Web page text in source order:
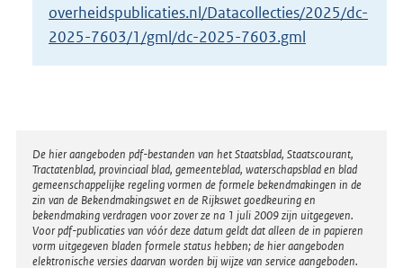
overheidspublicaties.nl/Datacollecties/2025/dc-
2025-7603/1/gml/dc-2025-7603.gml
Disclaimer
De hier aangeboden pdf-bestanden van het Staatsblad, Staatscourant,
Tractatenblad, provinciaal blad, gemeenteblad, waterschapsblad en blad
gemeenschappelijke regeling vormen de formele bekendmakingen in de
zin van de Bekendmakingswet en de Rijkswet goedkeuring en
bekendmaking verdragen voor zover ze na 1 juli 2009 zijn uitgegeven.
Voor pdf-publicaties van vóór deze datum geldt dat alleen de in papieren
vorm uitgegeven bladen formele status hebben; de hier aangeboden
elektronische versies daarvan worden bij wijze van service aangeboden.